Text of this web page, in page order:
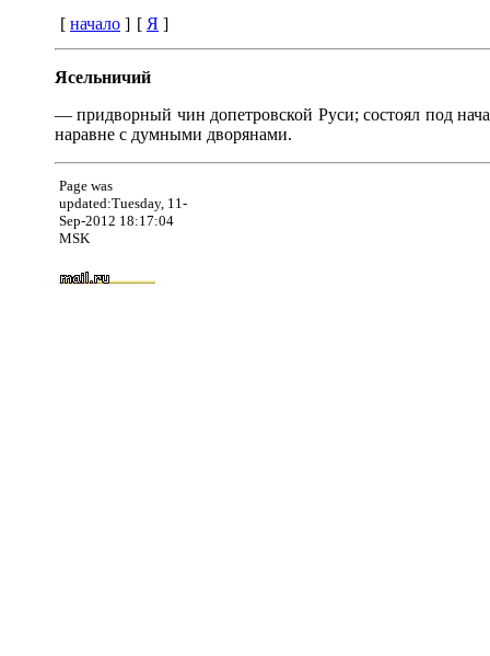
[ начало ] [ Я ]
Ясельничий
— придворный чин допетровской Руси; состоял под
наравне с думными дворянами.
Page was
updated:Tuesday, 11-
Sep-2012 18:17:04
MSK